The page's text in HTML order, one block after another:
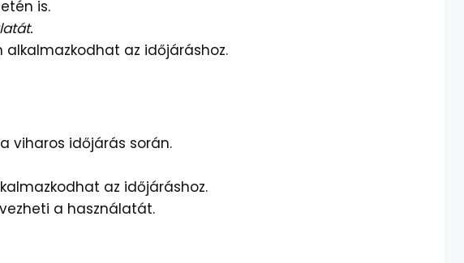
is.
az időjáráshoz.
viharos időjárás során.
az időjáráshoz.
a használatát.